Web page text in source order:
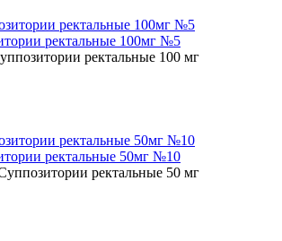
ректальные 100мг №5
ректальные 100 мг
ректальные 50мг №10
ректальные 50 мг